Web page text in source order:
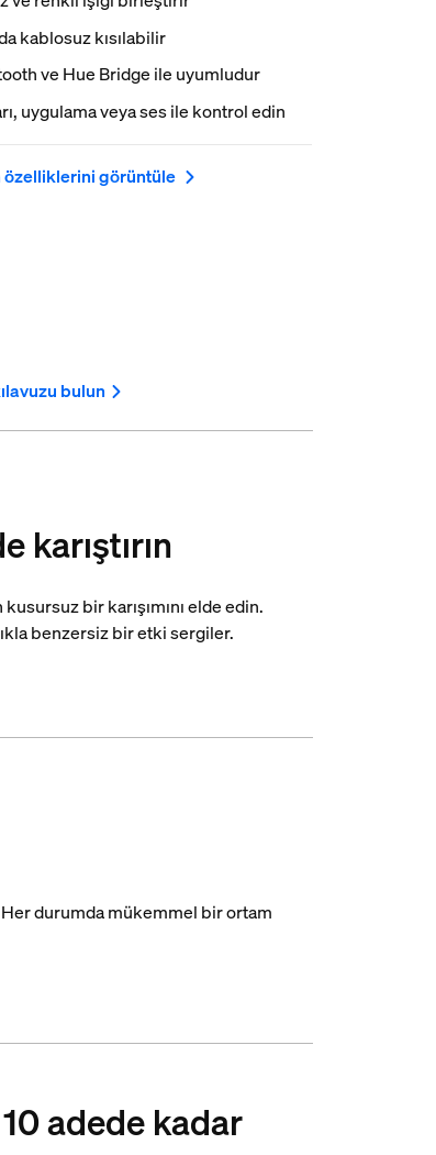
kablosuz kısılabilir
ve Hue Bridge ile uyumludur
uygulama veya ses ile kontrol edin
özelliklerini görüntüle
bulun
karıştırın
bir karışımını elde edin.
benzersiz bir etki sergiler.
Her durumda mükemmel bir ortam
adede kadar